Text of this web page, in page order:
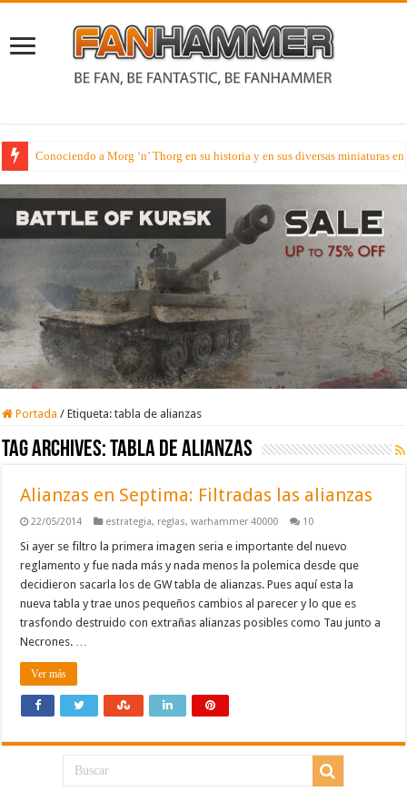
Conociendo a Morg ‘n’ Thorg en su historia y en sus diversas miniaturas
Portada / Etiqueta:tabla de alianzas
Tag Archives:tabla de alianzas
Alianzas en Septima: Filtradas las alianzas
22/05/2014 estrategia, reglas,warhammer 40000 10
Si ayer se filtro la primera imagen seria e importante del nuevo
reglamento y fue nada más y nada menos la polemica desde que
decidieron sacarla los de GW tabla de alianzas. Pues aquí esta la
nueva tabla y trae unos pequeños cambios al parecer y lo que es
trasfondo destruido con extrañas alianzas posibles como Tau junto a
Necrones. …
Ver más